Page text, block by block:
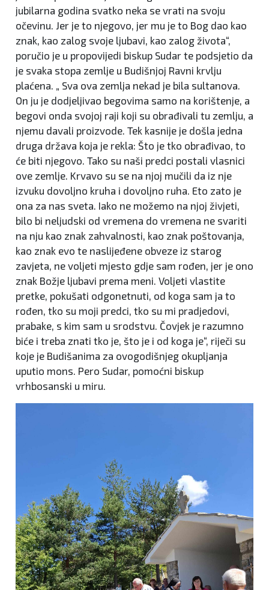
jubilarna godina svatko neka se vrati na svoju
očevinu. Jer je to njegovo, jer mu je to Bog dao kao
znak, kao zalog svoje ljubavi, kao zalog života“,
poručio je u propovijedi biskup Sudar te podsjetio da
je svaka stopa zemlje u Budišnjoj Ravni krvlju
plaćena. „ Sva ova zemlja nekad je bila sultanova.
On ju je dodjeljivao begovima samo na korištenje, a
begovi onda svojoj raji koji su obrađivali tu zemlju, a
njemu davali proizvode. Tek kasnije je došla jedna
druga država koja je rekla: Što je tko obrađivao, to
će biti njegovo. Tako su naši predci postali vlasnici
ove zemlje. Krvavo su se na njoj mučili da iz nje
izvuku dovoljno kruha i dovoljno ruha. Eto zato je
ona za nas sveta. Iako ne možemo na njoj živjeti,
bilo bi neljudski od vremena do vremena ne svariti
na nju kao znak zahvalnosti, kao znak poštovanja,
kao znak evo te naslijeđene obveze iz starog
zavjeta, ne voljeti mjesto gdje sam rođen, jer je ono
znak Božje ljubavi prema meni. Voljeti vlastite
pretke, pokušati odgonetnuti, od koga sam ja to
rođen, tko su moji predci, tko su mi pradjedovi,
prabake, s kim sam u srodstvu. Čovjek je razumno
biće i treba znati tko je, što je i od koga je“, riječi su
koje je Budišanima za ovogodišnjeg okupljanja
uputio mons. Pero Sudar, pomoćni biskup
vrhbosanski u miru.